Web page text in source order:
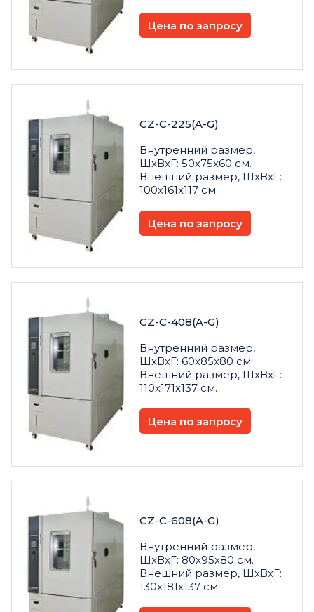
Цена по запросу
CZ-C-225(A-G)
Внутренний размер,
ШxВxГ: 50x75x60 см.
Внешний размер, ШxВxГ:
100x161x117 см.
Цена по запросу
CZ-C-408(A-G)
Внутренний размер,
ШxВxГ: 60x85x80 см.
Внешний размер, ШxВxГ:
110x171x137 см.
Цена по запросу
CZ-C-608(A-G)
Внутренний размер,
ШxВxГ: 80x95x80 см.
Внешний размер, ШxВxГ:
130x181x137 см.